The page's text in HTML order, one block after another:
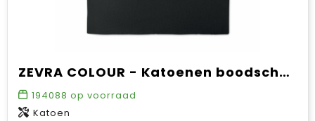
ZEVRA COLOUR - Katoenen boodschappentas
194088 op voorraad
Katoen